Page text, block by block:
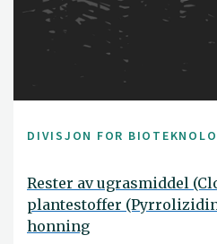
DIVISJON FOR
Rester av ugrasmiddel
plantestoffer
honning